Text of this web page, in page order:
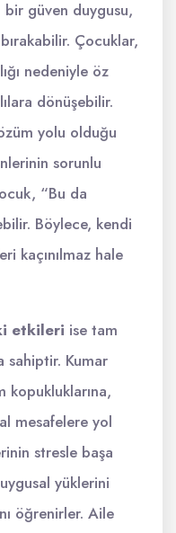
güven duygusu,
Çocuklar,
nedeniyle öz
dönüşebilir.
yolu olduğu
sorunlu
“Bu da
Böylece, kendi
kaçınılmaz hale
etkileri ise tam
sahiptir. Kumar
kopukluklarına,
mesafelere yol
stresle başa
yüklerini
öğrenirler. Aile